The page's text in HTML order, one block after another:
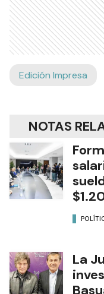
Edición Impresa
NOTAS
La